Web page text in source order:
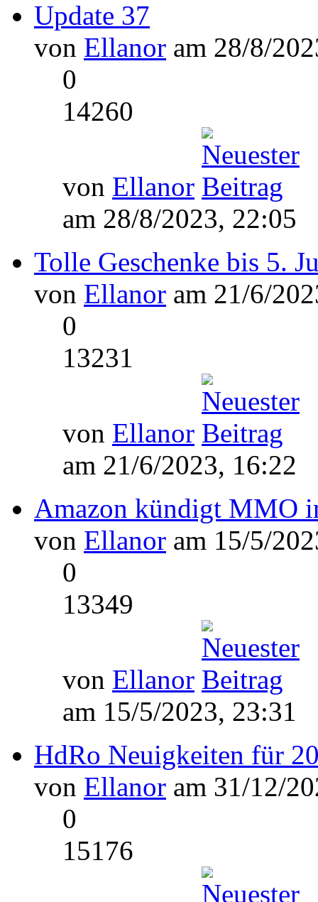
Update 37
von Ellanor am 28/8/
0
14260
von Ellanor
am 28/8/2023, 22:05
Tolle Geschenke bis 5.
von Ellanor am 21/6/
0
13231
von Ellanor
am 21/6/2023, 16:22
Amazon kündigt MMO
von Ellanor am 15/5/
0
13349
von Ellanor
am 15/5/2023, 23:31
HdRo Neuigkeiten für
von Ellanor am 31/12/
0
15176